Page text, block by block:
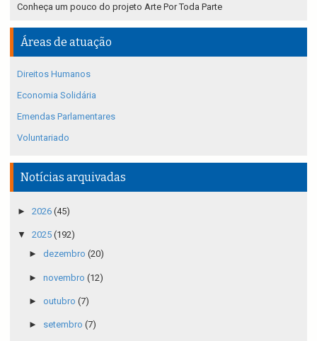
Conheça um pouco do projeto Arte Por Toda Parte
Áreas de atuação
Direitos Humanos
Economia Solidária
Emendas Parlamentares
Voluntariado
Notícias arquivadas
► 2026 (45)
▼ 2025 (192)
► dezembro (20)
► novembro (12)
► outubro (7)
► setembro (7)